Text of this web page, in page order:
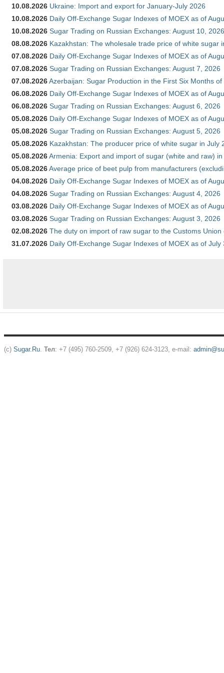
10.08.2026 Ukraine: Import and export for January-July 2026
10.08.2026 Daily Off-Exchange Sugar Indexes of MOEX as of
10.08.2026 Sugar Trading on Russian Exchanges: August 10, 2026
08.08.2026 Kazakhstan: The wholesale trade price of white sugar
07.08.2026 Daily Off-Exchange Sugar Indexes of MOEX as of
07.08.2026 Sugar Trading on Russian Exchanges: August 7, 2026
07.08.2026Azerbaijan: Sugar Production in the First Six Months of
06.08.2026 Daily Off-Exchange Sugar Indexes of MOEX as of
06.08.2026 Sugar Trading on Russian Exchanges: August 6, 2026
05.08.2026 Daily Off-Exchange Sugar Indexes of MOEX as of
05.08.2026 Sugar Trading on Russian Exchanges: August 5, 2026
05.08.2026 Kazakhstan: The producer price of white sugar in July
05.08.2026Armenia: Export and import of sugar (white and raw)
05.08.2026Average price of beet pulp from manufacturers
04.08.2026 Daily Off-Exchange Sugar Indexes of MOEX as of
04.08.2026 Sugar Trading on Russian Exchanges: August 4, 2026
03.08.2026 Daily Off-Exchange Sugar Indexes of MOEX as of
03.08.2026 Sugar Trading on Russian Exchanges: August 3, 2026
02.08.2026 The duty on import of raw sugar to the Customs
31.07.2026 Daily Off-Exchange Sugar Indexes of MOEX as of July
(c) Sugar.Ru. Тел: +7 (495) 760-2509, +7 (926) 624-3123, e-mail: